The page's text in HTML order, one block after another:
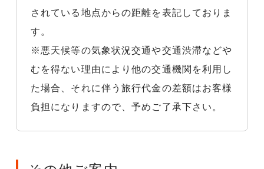
されている地点からの距離を表記しておりま
す。
※悪天候等の気象状況交通や交通渋滞などや
むを得ない理由により他の交通機関を利用し
た場合、それに伴う旅行代金の差額はお客様
負担になりますので、予めご了承下さい。